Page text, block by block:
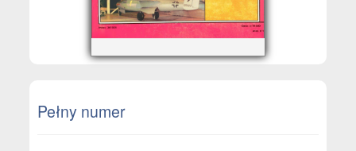
Pełny numer